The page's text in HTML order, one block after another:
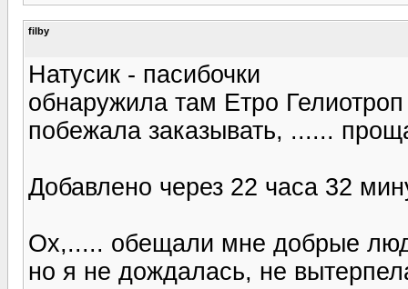
filby
Натусик - пасибочки
обнаружила там Етро
побежала заказывать, ......
Добавлено через 22 часа 32
Ох,..... обещали мне добрые
но я не дождалась, не